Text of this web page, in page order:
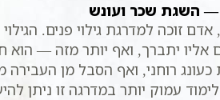
— השגת שכר ועונש
זוכה למדרגת גילוי פנים.
אליו יתברך, ואף יותר מזה —
כעונג רוחני, ואף הסבל מן
עמוק יותר במדרגה זו ניתן